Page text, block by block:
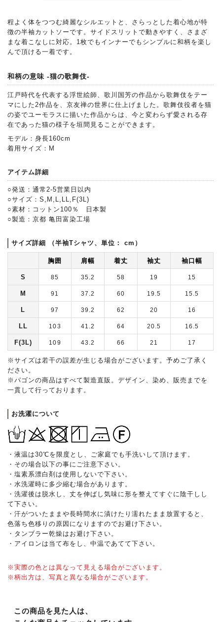
程よく体をつつむ綺麗なシルエットと、さらっとした着心地が特
徴の半袖カットソーです。サイドスリットで動きやすく、さまざ
まな着こなしに対応。1枚でもインナーでもシンプルに和柄を楽し
んで頂ける一着です。
和柄の意味 -猫の歌舞伎-
江戸時代を代表する浮世絵師、歌川国芳の作品から歌舞伎をテー
マにした2作品を、京友禅の世界に仕上げました。歌舞伎役者を猫
の姿でユーモラスに描いた作品からは、今と変わらず愛される存
在であった猫の様子を垣間見ることができます。
モデル：身長160cm
着用サイズ：M
アイテム詳細
○発送：通常2-5営業日以内
○サイズ：S,M,L,LL,F(3L)
○素材：コットン100％ 日本製
○製造：京都 亀田富染工場
サイズ詳細 （半袖Tシャツ、単位： cm）
胸囲 肩幅 着丈 袖丈 袖口幅
S 85 35.2 58 19 15
M 91 37.2 60 19.5 15.5
L 97 39.2 62 20 16
LL 103 41.2 64 20.5 16.5
F(3L) 109 43.2 66 21 17
※サイズは若干の誤差が生じる場合がございます。予めご了承く
ださい。
※パゴンの商品はすべて製造直販。デザイン、染め、販売までを
一貫して行っております。
お洗濯について
・液温は30℃を限度とし、ご家庭でも手洗いして頂けます。
・その場合以下の事にご注意下さい。
・塩素系漂白剤は使用しないで下さい。
・水洗濯時に多少縮む場合があります。
・洗濯後は脱水し、丈を伸ばし気味に形を整えてすぐに陰干しし
て下さい。
・汗がついたままや長時間水に漬けたり濡れたまま放置すると、
色落ち色移りの原因になりますのでお避け下さい。
・タンブラー乾燥はお避け下さい。
・アイロンは当て布をし、中温であてて下さい。
※実際の色とは異なって見える場合がございます。
※柄出方は、写真と異なる場合がございます。
この商品を見た人は、